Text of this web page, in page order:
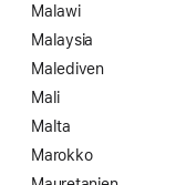
Malawi
Malaysia
Malediven
Mali
Malta
Marokko